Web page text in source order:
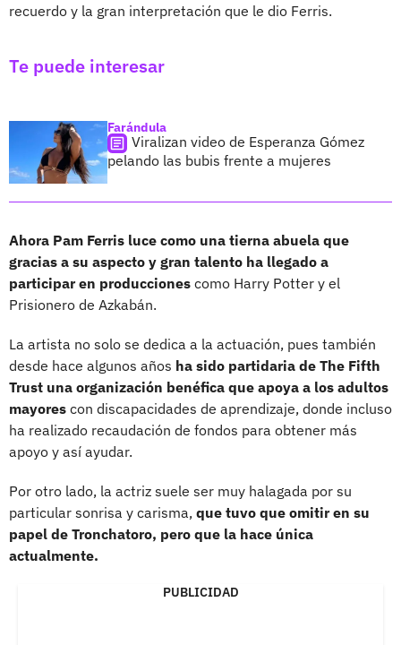
recuerdo y la gran interpretación que le dio Ferris.
Te puede interesar
Farándula
Viralizan video de Esperanza Gómez
pelando las bubis frente a mujeres
Ahora Pam Ferris luce como una tierna abuela que
gracias a su aspecto y gran talento ha llegado a
participar en producciones como Harry Potter y el
Prisionero de Azkabán.
La artista no solo se dedica a la actuación, pues también
desde hace algunos años ha sido partidaria de The Fifth
Trust una organización benéfica que apoya a los adultos
mayores con discapacidades de aprendizaje, donde incluso
ha realizado recaudación de fondos para obtener más
apoyo y así ayudar.
Por otro lado, la actriz suele ser muy halagada por su
particular sonrisa y carisma, que tuvo que omitir en su
papel de Tronchatoro, pero que la hace única
actualmente.
PUBLICIDAD